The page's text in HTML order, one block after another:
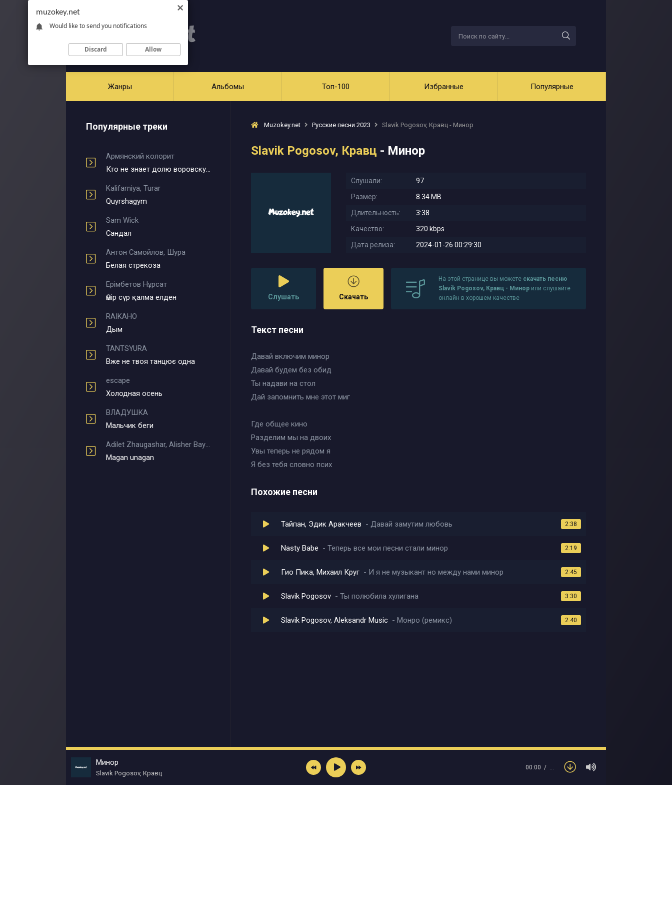
Жанры Альбомы Топ-100 Избранные Популярные
Популярные треки
Армянский колорит
Кто не знает долю воровскую
Kalifarniya, Turar
Quyrshagym
Sam Wick
Сандал
Антон Самойлов, Шура
Белая стрекоза
Ерімбетов Нұрсат
Өмір сүр қалма елден
RAIKAHO
Дым
TANTSYURA
Вже не твоя танцює одна
escape
Холодная осень
ВЛАДУШКА
Мальчик беги
Adilet Zhaugashar, Alisher Bayniyazov
Magan unagan
Muzokey.net Русские песни 2023 Slavik Pogosov, Кравц - Минор
Slavik Pogosov, Кравц - Минор
Слушали:
97
Размер:
8.34 MB
Длительность:
3:38
Качество:
320 kbps
Дата релиза:
2024-01-26 00:29:30
Слушать Скачать
На этой странице вы можете скачать песню
Slavik Pogosov, Кравц - Минор или слушайте
онлайн в хорошем качестве
Текст песни
Давай включим минор
Давай будем без обид
Ты надави на стол
Дай запомнить мне этот миг
Где общее кино
Разделим мы на двоих
Увы теперь не рядом я
Я без тебя словно псих
Похожие песни
Тайпан, Эдик Аракчеев Давай замутим любовь 2:38
Nasty Babe Теперь все мои песни стали минор 2:19
Гио Пика, Михаил Круг И я не музыкант но между нами минор 2:45
Slavik Pogosov Ты полюбила хулигана 3:30
Slavik Pogosov, Aleksandr Music Монро (ремикс) 2:40
Минор
Slavik Pogosov, Кравц
00:00 …
muzokey.net
Would like to send you notifications
Discard Allow